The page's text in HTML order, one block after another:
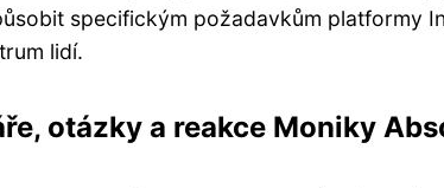
specifickým požadavkům platformy
lidí.
otázky a reakce Moniky